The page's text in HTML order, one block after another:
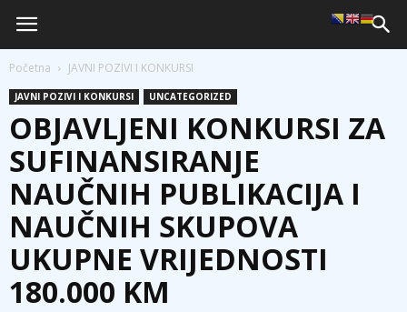
Početna JAVNI POZIVI I KONKURSI
JAVNI POZIVI I KONKURSI UNCATEGORIZED
OBJAVLJENI KONKURSI ZA
SUFINANSIRANJE
NAUČNIH PUBLIKACIJA I
NAUČNIH SKUPOVA
UKUPNE VRIJEDNOSTI
180.000 KM